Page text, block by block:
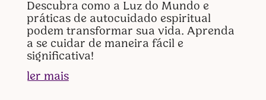
Descubra como a Luz do Mundo e
práticas de autocuidado espiritual
podem transformar sua vida. Aprenda
a se cuidar de maneira fácil e
significativa!
ler mais